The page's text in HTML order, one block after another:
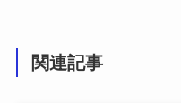
関連記事